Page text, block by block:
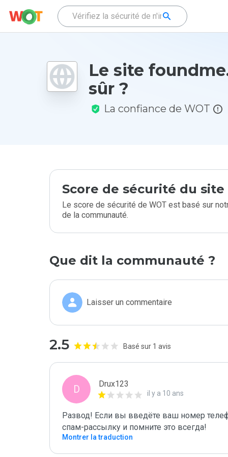
Le site
sûr ?
La confiance de WOT
Score de sécurité du
Le score de sécurité de WOT est basé sur
de la communauté.
Que dit la communauté ?
Laisser un commentaire
2.5 Basé sur 1 avis
D Drux123
il y a 10 ans
Развод! Если вы введёте ваш номер
спам-рассылку и помните это всегда!
Montrer la traduction